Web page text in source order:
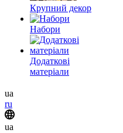
Крупний декор
Набори
Додаткові
матеріали
ua
ru
ua